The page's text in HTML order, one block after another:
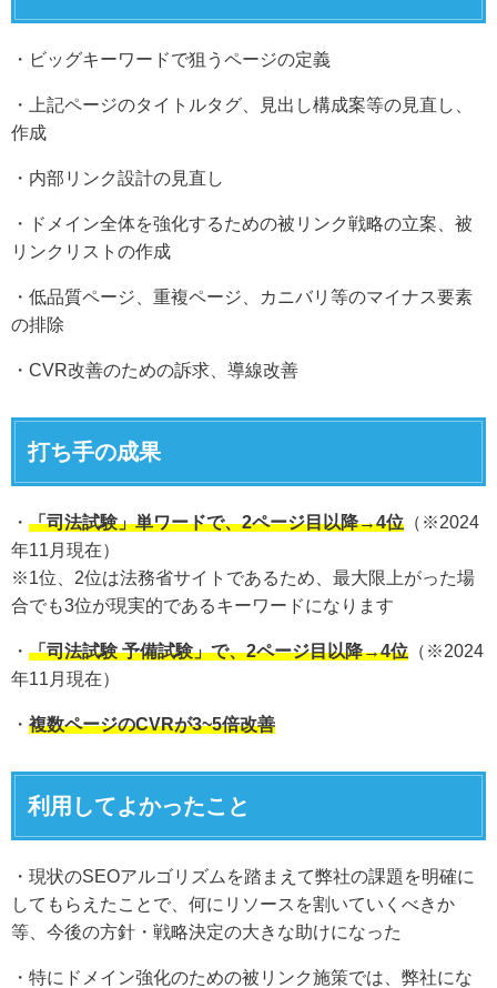
・ビッグキーワードで狙うページの定義
・上記ページのタイトルタグ、見出し構成案等の見直し、
作成
・内部リンク設計の見直し
・ドメイン全体を強化するための被リンク戦略の立案、被
リンクリストの作成
・低品質ページ、重複ページ、カニバリ等のマイナス要素
の排除
・CVR改善のための訴求、導線改善
打ち手の成果
・ 「司法試験」単ワードで、2ページ目以降→4位 （※2024
年11月現在）
※1位、2位は法務省サイトであるため、最大限上がった場
合でも3位が現実的であるキーワードになります
・ 「司法試験 予備試験」で、2ページ目以降→4位 （※2024
年11月現在）
・ 複数ページのCVRが3~5倍改善
利用してよかったこと
・現状のSEOアルゴリズムを踏まえて弊社の課題を明確に
してもらえたことで、何にリソースを割いていくべきか
等、今後の方針・戦略決定の大きな助けになった
・特にドメイン強化のための被リンク施策では、弊社にな